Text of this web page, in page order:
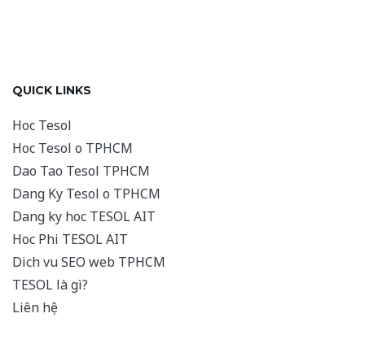
QUICK LINKS
Hoc Tesol
Hoc Tesol o TPHCM
Dao Tao Tesol TPHCM
Dang Ky Tesol o TPHCM
Dang ky hoc TESOL AIT
Hoc Phi TESOL AIT
Dich vu SEO web TPHCM
TESOL là gì?
Liên hệ